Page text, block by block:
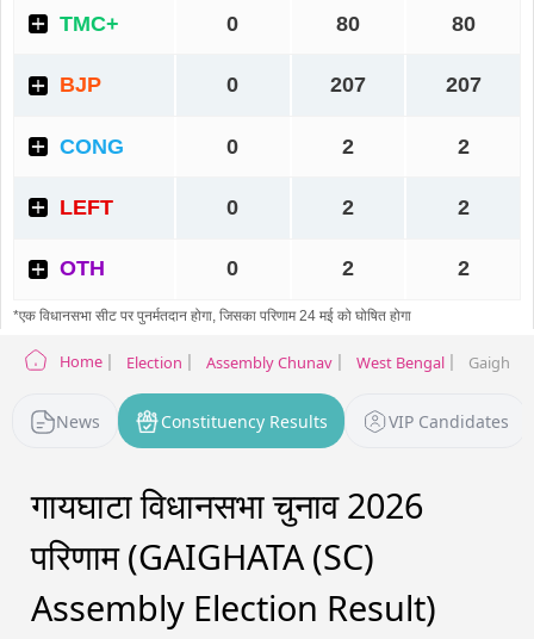
Home Election Assembly Chunav West Bengal
News Constituency Results VIP Candidates
गायघाटा विधानसभा चुनाव 2026
परिणाम (GAIGHATA (SC)
Assembly Election Result)